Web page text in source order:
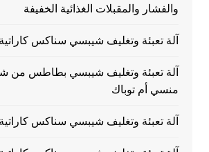
والفشار والمقبلات الغذائية الخفيفة
آلة تعبئة وتغليف شيبسي سناكس كاراتية
آلة تعبئة وتغليف شيبسي بطاطس من
منسي أم توباك
آلة تعبئة وتغليف شيبسي سناكس